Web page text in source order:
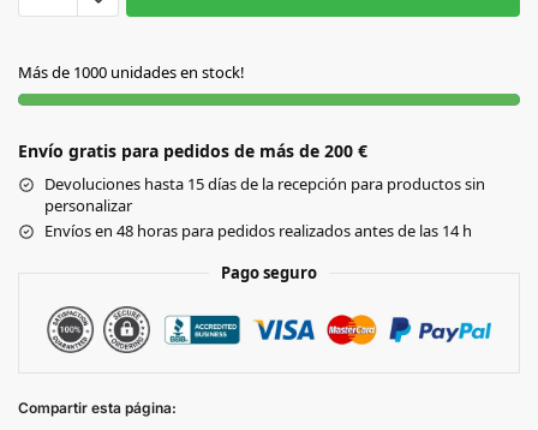
Más de 1000 unidades en stock!
Envío gratis para pedidos de más de 200 €
Devoluciones hasta 15 días de la recepción para productos sin
personalizar
Envíos en 48 horas para pedidos realizados antes de las 14 h
Pago seguro
Compartir esta página: